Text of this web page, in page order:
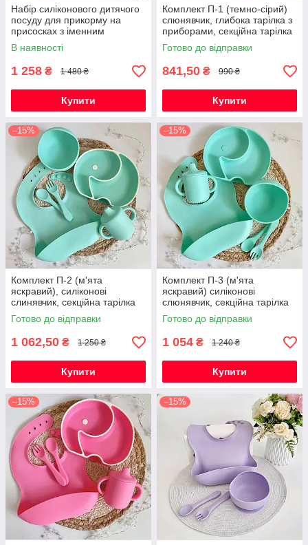
Набір силіконового дитячого
посуду для прикорму на
присосках з іменним
гризунком Олень
В наявності
1 258 ₴ 1 480 ₴
Купити
Комплект П-1 (темно-сірий)
слюнявчик, глибока тарілка з
приборами, секційна тарілка
Слоник з обідком
Готово до відправки
841,50 ₴ 990 ₴
Купити
–15%
Комплект П-2 (м'ята
яскравий), силіконові
слинявчик, секційна тарілка
Слоник з обідком,
поїльник,глибока тарілка з
Готово до відправки
1 062,50 ₴ 1 250 ₴
Купити
–15%
Комплект П-3 (м'ята
яскравий) силіконові
слюнявчик, секційна тарілка
Слоник однотонний,
поїльник, глибока тарілка з
Готово до відправки
1 054 ₴ 1 240 ₴
Купити
–15% –15%